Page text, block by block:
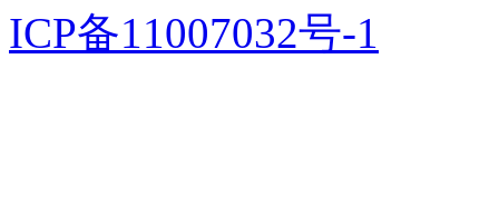
ICP备11007032号-1